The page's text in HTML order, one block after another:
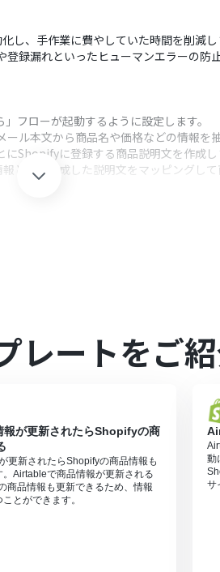
し、手作業に費やしていた時間を削減し
録漏れといったヒューマンエラーの防
フローが起動するように設定します。
ル本文から商品名や価格などの情報を
にShopifyに登録する商品説明文を作成し
とAIが生成した説明文をマッピングし
なっております。フリープラン・ミニ
ルを行うことが可能です。無料トライ
レートをご
が更新されたらShopifyの商
更新されたらShopifyの商品情報も
Airtableで商品情報が更新される
商品情報も更新できるため、情報
とができます。
動
サ